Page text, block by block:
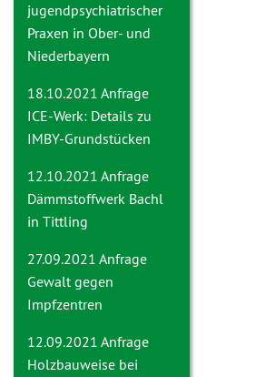
jugendpsychiatrischer
Praxen in Ober- und
Niederbayern
18.10.2021 Anfrage
ICE-Werk: Details zu
IMBY-Grundstücken
12.10.2021 Anfrage
Dämmstoffwerk Bachl
in Tittling
27.09.2021 Anfrage
Gewalt gegen
Impfzentren
12.09.2021 Anfrage
Holzbauweise bei